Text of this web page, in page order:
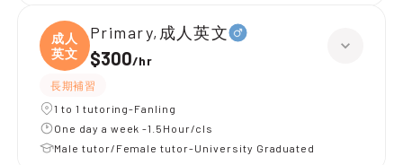
成人
英文
Primary,成人英文
$300/hr
長期補習
1 to 1 tutoring-Fanling
One day a week -1.5Hour/cls
Male tutor/Female tutor-University Graduated